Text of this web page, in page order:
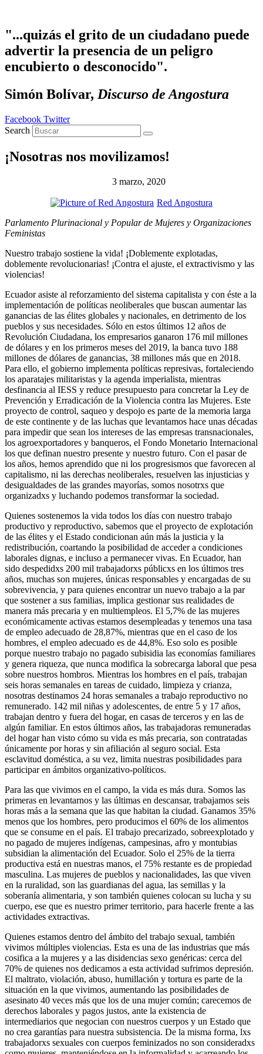
"...quizás el grito de un ciudadano puede
advertir la presencia de un peligro
encubierto o desconocido".
Simón Bolívar, Discurso de Angostura
Facebook Twitter
Search
¡Nosotras nos movilizamos!
3 marzo, 2020
Red Angostura
Parlamento Plurinacional y Popular de Mujeres y Organizaciones
Feministas
Nuestro trabajo sostiene la vida! ¡Doblemente explotadas,
doblemente revolucionarias! ¡Contra el ajuste, el extractivismo y las
violencias!
Ecuador asiste al reforzamiento del sistema capitalista y con éste a la
implementación de políticas neoliberales que buscan aumentar las
ganancias de las élites globales y nacionales, en detrimento de los
pueblos y sus necesidades. Sólo en estos últimos 12 años de
Revolución Ciudadana, los empresarios ganaron 176 mil millones
de dólares y en los primeros meses del 2019, la banca tuvo 188
millones de dólares de ganancias, 38 millones más que en 2018.
Para ello, el gobierno implementa políticas represivas, fortaleciendo
los aparatajes militaristas y la agenda imperialista, mientras
desfinancia al IESS y reduce presupuesto para concretar la Ley de
Prevención y Erradicación de la Violencia contra las Mujeres. Este
proyecto de control, saqueo y despojo es parte de la memoria larga
de este continente y de las luchas que levantamos hace unas décadas
para impedir que sean los intereses de las empresas transnacionales,
los agroexportadores y banqueros, el Fondo Monetario Internacional
los que definan nuestro presente y nuestro futuro. Con el pasar de
los años, hemos aprendido que ni los progresismos que favorecen al
capitalismo, ni las derechas neoliberales, resuelven las injusticias y
desigualdades de las grandes mayorías, somos nosotrxs que
organizadxs y luchando podemos transformar la sociedad.
Quienes sostenemos la vida todos los días con nuestro trabajo
productivo y reproductivo, sabemos que el proyecto de explotación
de las élites y el Estado condicionan aún más la justicia y la
redistribución, coartando la posibilidad de acceder a condiciones
laborales dignas, e incluso a permanecer vivas. En Ecuador, han
sido despedidxs 200 mil trabajadorxs públicxs en los últimos tres
años, muchas son mujeres, únicas responsables y encargadas de su
sobrevivencia, y para quienes encontrar un nuevo trabajo a la par
que sostener a sus familias, implica gestionar sus realidades de
manera más precaria y en multiempleos. El 5,7% de las mujeres
económicamente activas estamos desempleadas y tenemos una tasa
de empleo adecuado de 28,87%, mientras que en el caso de los
hombres, el empleo adecuado es de 44,8%. Eso solo es posible
porque nuestro trabajo no pagado subisidia las economías familiares
y genera riqueza, que nunca modifica la sobrecarga laboral que pesa
sobre nuestros hombros. Mientras los hombres en el país, trabajan
seis horas semanales en tareas de cuidado, limpieza y crianza,
nosotras destinamos 24 horas semanales a trabajo reproductivo no
remunerado. 142 mil niñas y adolescentes, de entre 5 y 17 años,
trabajan dentro y fuera del hogar, en casas de terceros y en las de
algún familiar. En estos últimos años, las trabajadoras remuneradas
del hogar han visto cómo su vida es más precaria, son contratadas
únicamente por horas y sin afiliación al seguro social. Esta
esclavitud doméstica, a su vez, limita nuestras posibilidades para
participar en ámbitos organizativo-políticos.
Para las que vivimos en el campo, la vida es más dura. Somos las
primeras en levantarnos y las últimas en descansar, trabajamos seis
horas más a la semana que las que habitan la ciudad. Ganamos 35%
menos que los hombres, pero producimos el 60% de los alimentos
que se consume en el país. El trabajo precarizado, sobreexplotado y
no pagado de mujeres indígenas, campesinas, afro y montubias
subsidian la alimentación del Ecuador. Solo el 25% de la tierra
productiva está en nuestras manos, el 75% restante es de propiedad
masculina. Las mujeres de pueblos y nacionalidades, las que viven
en la ruralidad, son las guardianas del agua, las semillas y la
soberanía alimentaria, y son también quienes colocan su lucha y su
cuerpo, ese que es nuestro primer territorio, para hacerle frente a las
actividades extractivas.
Quienes estamos dentro del ámbito del trabajo sexual, también
vivimos múltiples violencias. Esta es una de las industrias que más
cosifica a la mujeres y a las disidencias sexo genéricas: cerca del
70% de quienes nos dedicamos a esta actividad sufrimos depresión.
El maltrato, violación, abuso, humillación y tortura es parte de la
situación en la que vivimos, aumentando las posibilidades de
asesinato 40 veces más que los de una mujer común; carecemos de
derechos laborales y pagos justos, ante la existencia de
intermediarios que negocian con nuestros cuerpos y un Estado que
no crea garantías para nuestra subsistencia. De la misma forma, lxs
trabajadorxs sexuales con cuerpos feminizados no son consideradxs